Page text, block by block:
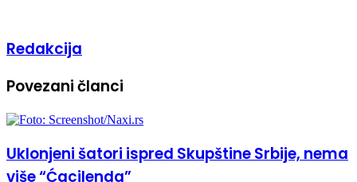
Redakcija
Povezani članci
Uklonjeni šatori ispred Skupštine Srbije, nema
više “Ćacilenda”